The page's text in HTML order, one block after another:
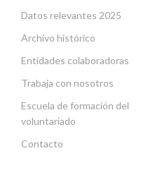
Datos relevantes 2025
Archivo histórico
Entidades colaboradoras
Trabaja con nosotros
Escuela de formación del
voluntariado
Contacto